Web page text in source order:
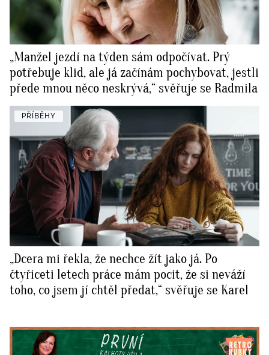
„Manžel jezdí na týden sám odpočívat. Prý
potřebuje klid, ale já začínám pochybovat, jestli
přede mnou něco neskrývá,“ svěřuje se Radmila
PŘÍBĚHY
„Dcera mi řekla, že nechce žít jako já. Po
čtyřiceti letech práce mám pocit, že si neváží
toho, co jsem jí chtěl předat,“ svěřuje se Karel